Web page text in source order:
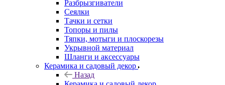
Разбрызгиватели
Сеялки
Тачки и сетки
Топоры и пилы
Тяпки, мотыги и плоскорезы
Укрывной материал
Шланги и аксессуары
Керамика и садовый декор
Назад